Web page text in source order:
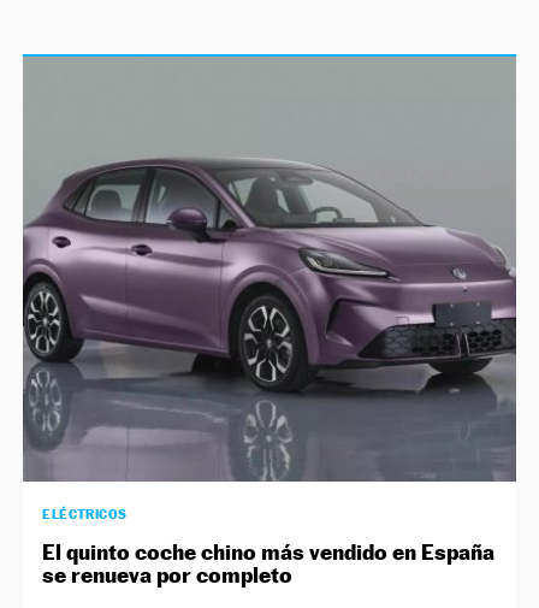
ELÉCTRICOS
El quinto coche chino más vendido en España
se renueva por completo